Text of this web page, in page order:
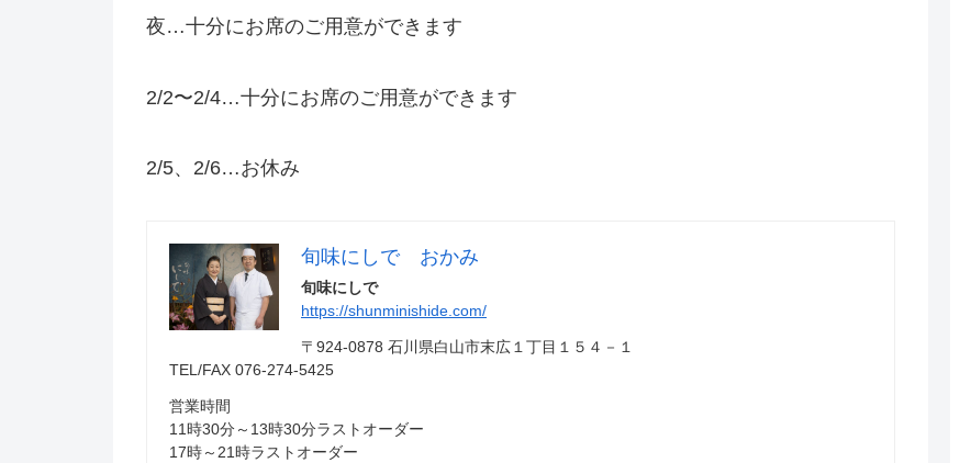
夜…十分にお席のご用意ができます
2/2〜2/4…十分にお席のご用意ができます
2/5、2/6…お休み
旬味にしで おかみ
旬味にしで
https://shunminishide.com/
〒924-0878 石川県白山市末広１丁目１５４－１
TEL/FAX 076-274-5425
営業時間
11時30分～13時30分ラストオーダー
17時～21時ラストオーダー